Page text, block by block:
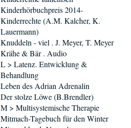
Kinderhörbuchpreis 2014-
Kinderrechte (A.M. Kalcher, K.
Lauermann)
Knuddeln - viel . J. Meyer, T. Meyer
Krähe & Bär . Audio
L > Latenz. Entwicklung &
Behandlung
Leben des Adrian Adrenalin
Der stolze Löwe (B.Brendler)
M > Multisystemische Therapie
Mitmach-Tagebuch für den Winter